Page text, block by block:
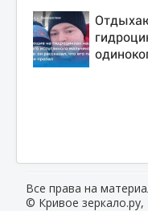
история
Все права на
© Кривое зеркало.ру,